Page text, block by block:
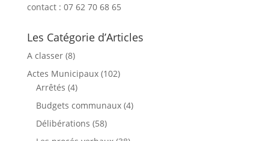
contact : 07 62 70 68 65
Les Catégorie d’Articles
A classer(8)
Actes Municipaux(102)
Arrêtés (4)
Budgets communaux(4)
Délibérations (58)